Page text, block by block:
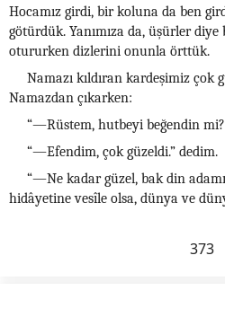
Hocamız girdi, bir koluna da ben
götürdük. Yanımıza da, üşürler
otururken dizlerini onunla örttük.
Namazı kıldıran kardeşimiz çok
Namazdan çıkarken:
“—Rüstem, hutbeyi beğendin
“—Efendim, çok güzeldi.” dedim.
“—Ne kadar güzel, bak din
hidâyetine vesîle olsa, dünya ve
373